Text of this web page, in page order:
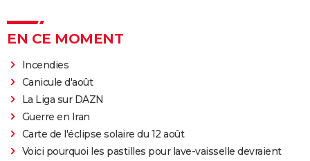
EN CE MOMENT
Incendies
Canicule d'août
La Liga sur DAZN
Guerre en Iran
Carte de l'éclipse solaire du 12 août
Voici pourquoi les pastilles pour lave-vaisselle devraient